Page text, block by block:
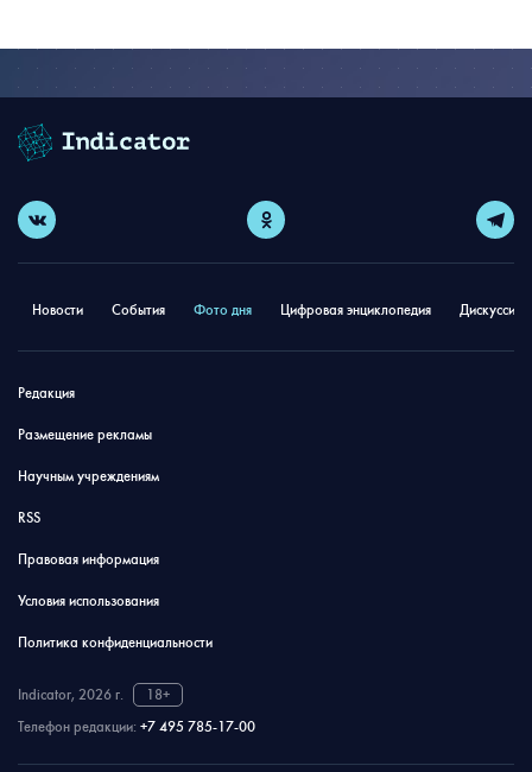
Новости События Фото дня Цифровая энциклопедия
Редакция
Размещение рекламы
Научным учреждениям
RSS
Правовая информация
Условия использования
Политика конфиденциальности
Indicator, 2026 г.
18+
Телефон редакции: +7 495 785-17-00